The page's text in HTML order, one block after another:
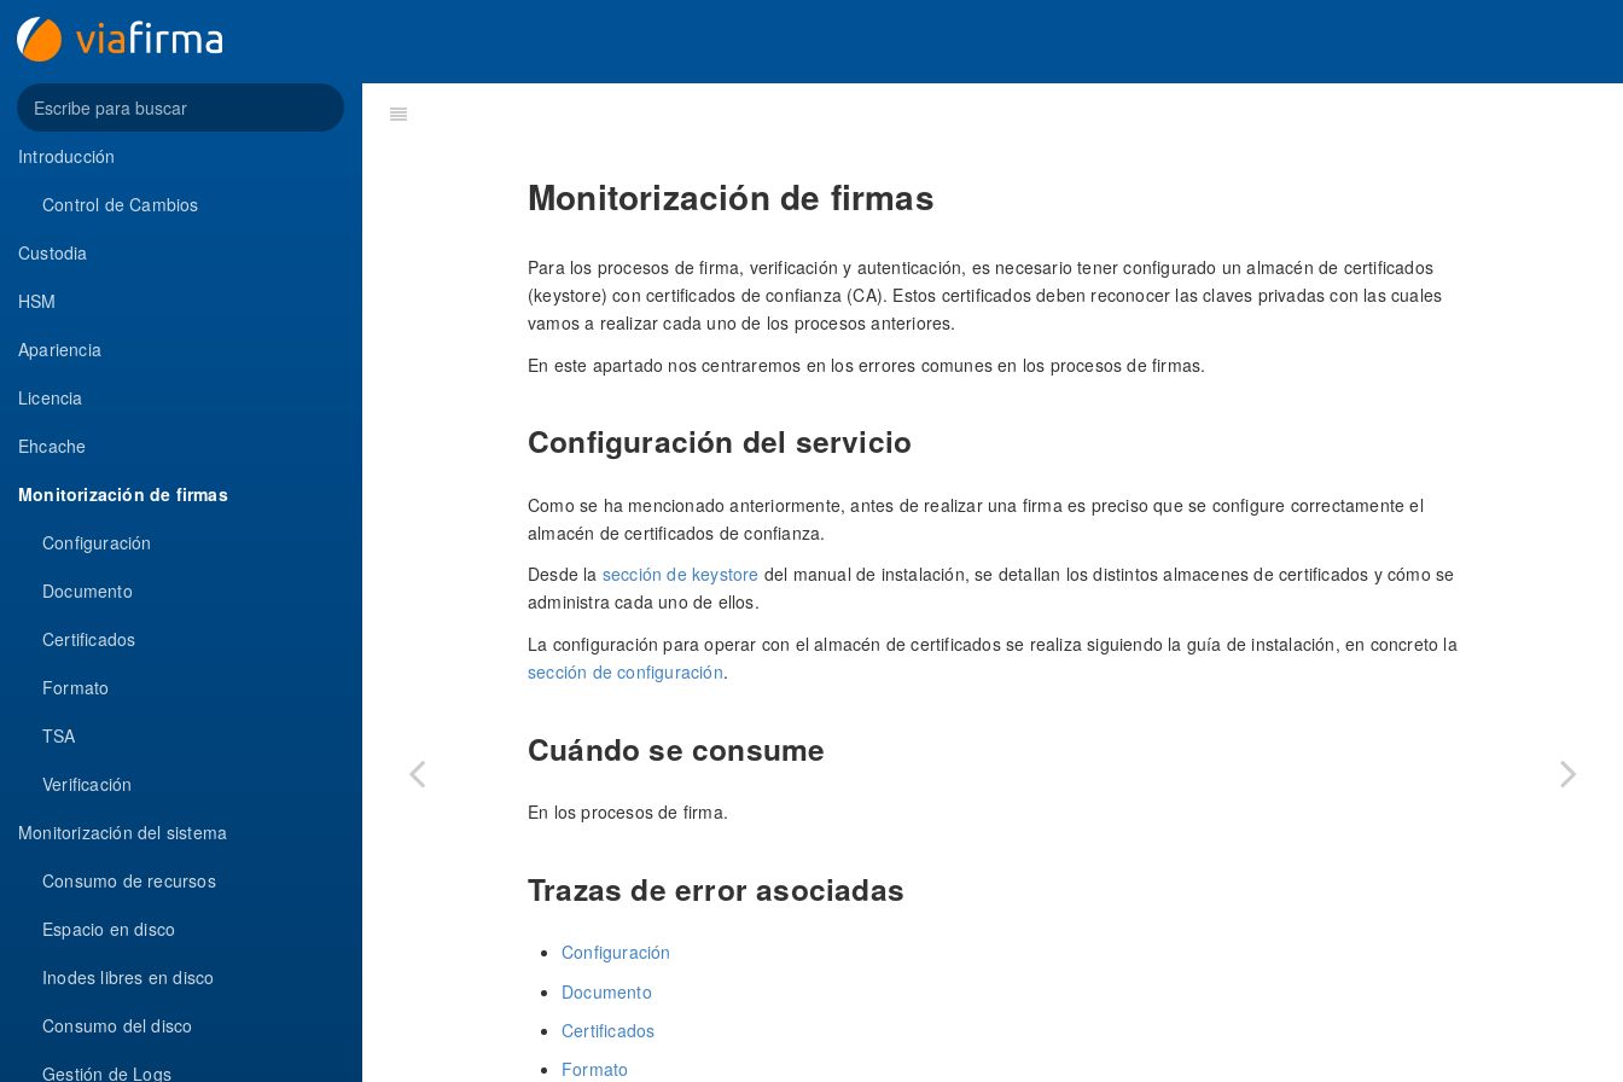
Introducción
Control de Cambios
Custodia
HSM
Apariencia
Licencia
Ehcache
Monitorización de firmas
Configuración
Documento
Certificados
Formato
TSA
Verificación
Monitorización del sistema
Consumo de recursos
Espacio en disco
Inodes libres en disco
Consumo del disco
Gestión de Logs
Monitorización de firmas
Para los procesos de firma, verificación y autenticación, es necesario tener configurado un almacén de certificados
(keystore) con certificados de confianza (CA). Estos certificados deben reconocer las claves privadas con las cuales
vamos a realizar cada uno de los procesos anteriores.
En este apartado nos centraremos en los errores comunes en los procesos de firmas.
Configuración del servicio
Como se ha mencionado anteriormente, antes de realizar una firma es preciso que se configure correctamente el
almacén de certificados de confianza.
Desde la sección de keystore del manual de instalación, se detallan los distintos almacenes de certificados y cómo se
administra cada uno de ellos.
La configuración para operar con el almacén de certificados se realiza siguiendo la guía de instalación, en concreto la
sección de configuración.
Cuándo se consume
En los procesos de firma.
Trazas de error asociadas
Configuración
Documento
Certificados
Formato